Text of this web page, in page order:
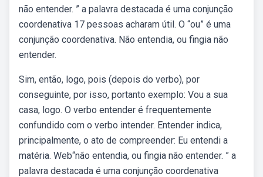
não entender. ” a palavra destacada é uma conjunção
coordenativa 17 pessoas acharam útil. O “ou” é uma
conjunção coordenativa. Não entendia, ou fingia não
entender.
Sim, então, logo, pois (depois do verbo), por
conseguinte, por isso, portanto exemplo: Vou a sua
casa, logo. O verbo entender é frequentemente
confundido com o verbo intender. Entender indica,
principalmente, o ato de compreender: Eu entendi a
matéria. Web“não entendia, ou fingia não entender. ” a
palavra destacada é uma conjunção coordenativa